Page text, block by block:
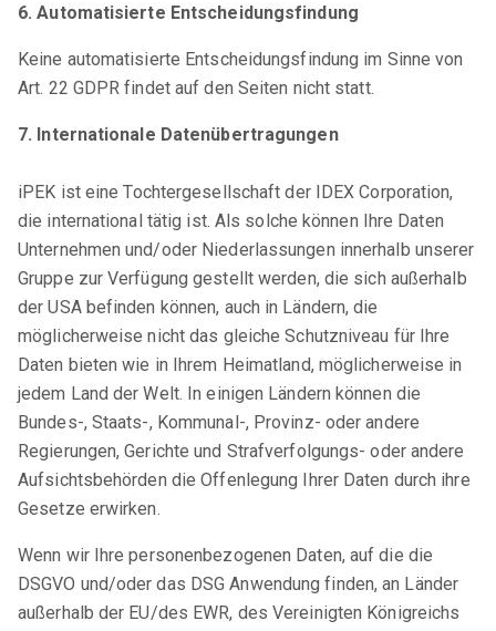
6. Automatisierte Entscheidungsfindung
Keine automatisierte Entscheidungsfindung im Sinne von
Art. 22 GDPR findet auf den Seiten nicht statt.
7. Internationale Datenübertragungen
iPEK ist eine Tochtergesellschaft der IDEX Corporation,
die international tätig ist. Als solche können Ihre Daten
Unternehmen und/oder Niederlassungen innerhalb unserer
Gruppe zur Verfügung gestellt werden, die sich außerhalb
der USA befinden können, auch in Ländern, die
möglicherweise nicht das gleiche Schutzniveau für Ihre
Daten bieten wie in Ihrem Heimatland, möglicherweise in
jedem Land der Welt. In einigen Ländern können die
Bundes-, Staats-, Kommunal-, Provinz- oder andere
Regierungen, Gerichte und Strafverfolgungs- oder andere
Aufsichtsbehörden die Offenlegung Ihrer Daten durch ihre
Gesetze erwirken.
Wenn wir Ihre personenbezogenen Daten, auf die die
DSGVO und/oder das DSG Anwendung finden, an Länder
außerhalb der EU/des EWR, des Vereinigten Königreichs